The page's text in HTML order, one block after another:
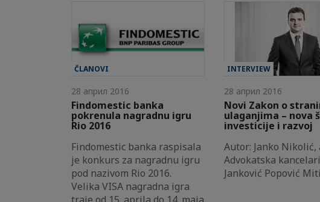
ČLANOVI
28 април 2016
Findomestic banka
pokrenula nagradnu igru
Rio 2016
Findomestic banka raspisala
je konkurs za nagradnu igru
pod nazivom Rio 2016.
Velika VISA nagradna igra
INTERVIEW
28 април 2016
Novi Zakon o
ulaganjima – nova
investicije i razvoj
Autor: Janko Nikolić,
Advokatska
Janković Popović